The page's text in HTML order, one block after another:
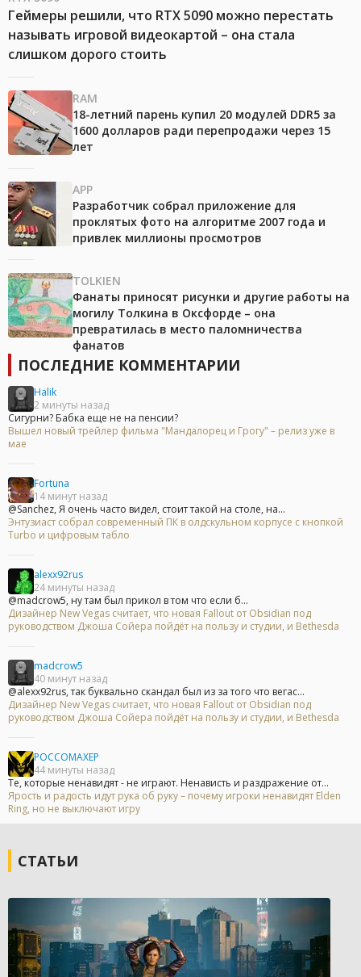
Геймеры решили, что RTX 5090 можно перестать
называть игровой видеокартой – она стала
слишком дорого стоить
RAM
18-летний парень купил 20 модулей DDR5 за
1600 долларов ради перепродажи через 15
лет
APP
Разработчик собрал приложение для
проклятых фото на алгоритме 2007 года и
привлек миллионы просмотров
TOLKIEN
Фанаты приносят рисунки и другие работы на
могилу Толкина в Оксфорде – она
превратилась в место паломничества
фанатов
ПОСЛЕДНИЕ КОММЕНТАРИИ
Halik
2 минуты назад
Сигурни? Бабка еще не на пенсии?
Вышел новый трейлер фильма "Мандалорец и Грогу" – релиз уже в
мае
Fortuna
14 минут назад
@Sanchez, Я очень часто видел, стоит такой на столе, на...
Энтузиаст собрал современный ПК в олдскульном корпусе с кнопкой
Turbo и цифровым табло
alexx92rus
24 минуты назад
@madcrow5, ну там был прикол в том что если б...
Дизайнер New Vegas считает, что новая Fallout от Obsidian под
руководством Джоша Сойера пойдёт на пользу и студии, и Bethesda
madcrow5
40 минут назад
@alexx92rus, так буквально скандал был из за того что вегас...
Дизайнер New Vegas считает, что новая Fallout от Obsidian под
руководством Джоша Сойера пойдёт на пользу и студии, и Bethesda
POCCOMAXEP
44 минуты назад
Те, которые ненавидят - не играют. Ненависть и раздражение от...
Ярость и радость идут рука об руку – почему игроки ненавидят Elden
Ring, но не выключают игру
СТАТЬИ